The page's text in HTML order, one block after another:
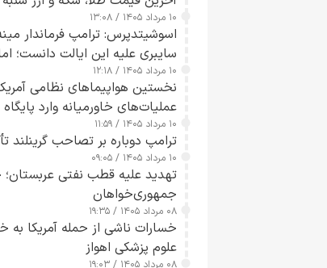
۱۰ مرداد ۱۴۰۵ / ۱۳:۰۸
اسوشیتدپرس: ترامپ فرماندار
سایبری علیه این ایالت دانست؛
۱۰ مرداد ۱۴۰۵ / ۱۲:۱۸
نخستین هواپیماهای نظامی
عملیات‌های خاورمیانه وارد
۱۰ مرداد ۱۴۰۵ / ۱۱:۵۹
ترامپ دوباره بر تصاحب گرینلند
۱۰ مرداد ۱۴۰۵ / ۰۹:۰۵
تهدید علیه قطب نفتی عربستان؛
جمهوری‌خواهان
۰۸ مرداد ۱۴۰۵ / ۱۹:۳۵
خسارات ناشی از حمله آمریکا به
علوم پزشکی اهواز
۰۸ مرداد ۱۴۰۵ / ۱۹:۰۳